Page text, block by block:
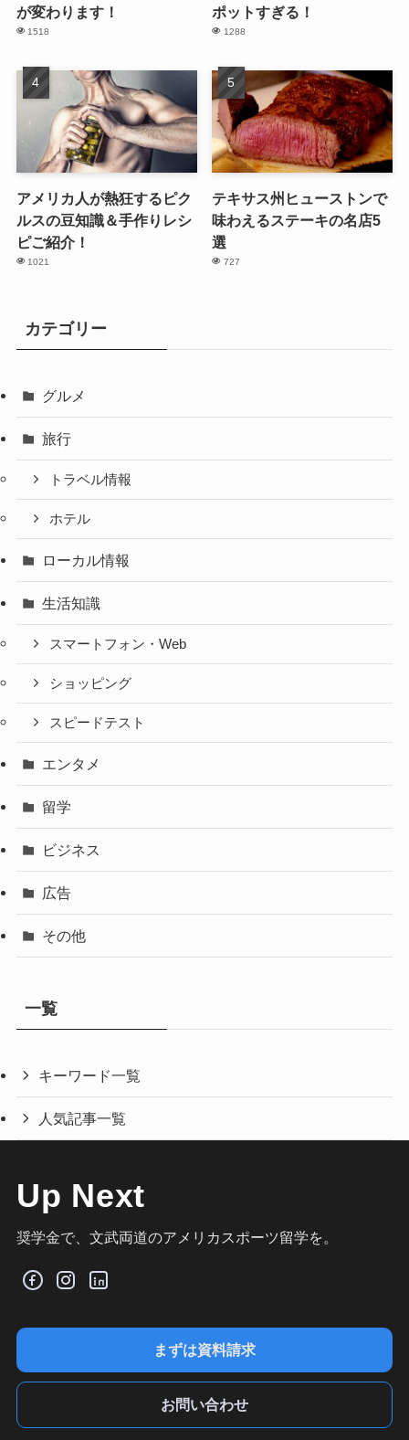
が変わります！
1518
ポットすぎる！
1288
アメリカ人が熱狂するピク
ルスの豆知識＆手作りレシ
ピご紹介！
1021
テキサス州ヒューストンで
味わえるステーキの名店5
選
727
カテゴリー
グルメ
旅行
トラベル情報
ホテル
ローカル情報
生活知識
スマートフォン・Web
ショッピング
スピードテスト
エンタメ
留学
ビジネス
広告
その他
一覧
キーワード一覧
人気記事一覧
Up Next
奨学金で、文武両道のアメリカスポーツ留学を。
まずは資料請求
お問い合わせ